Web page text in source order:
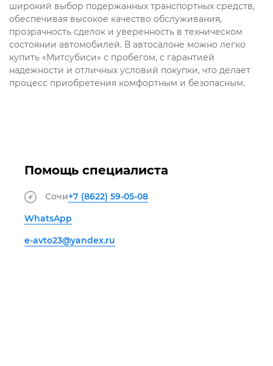
широкий выбор подержанных транспортных средств,
обеспечивая высокое качество обслуживания,
прозрачность сделок и уверенность в техническом
состоянии автомобилей. В автосалоне можно легко
купить «Митсубиси» с пробегом, с гарантией
надежности и отличных условий покупки, что делает
процесс приобретения комфортным и безопасным.
Помощь специалиста
Сочи+7 (8622) 59-05-08
WhatsApp
e-avto23@yandex.ru